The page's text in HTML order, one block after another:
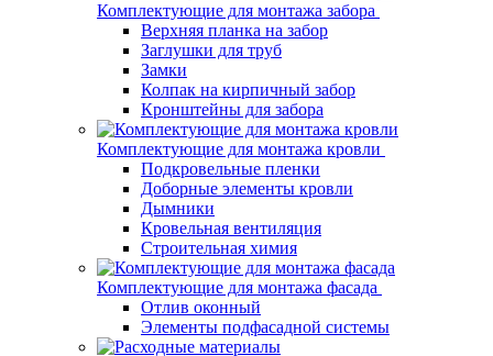
Комплектующие для монтажа забора
Верхняя планка на забор
Заглушки для труб
Замки
Колпак на кирпичный забор
Кронштейны для забора
Комплектующие для монтажа кровли
Подкровельные пленки
Доборные элементы кровли
Дымники
Кровельная вентиляция
Строительная химия
Комплектующие для монтажа фасада
Отлив оконный
Элементы подфасадной системы